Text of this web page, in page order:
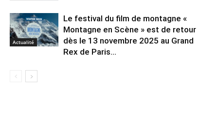
Actualité
Le festival du film de montagne «
Montagne en Scène » est de retour
dès le 13 novembre 2025 au Grand
Rex de Paris...